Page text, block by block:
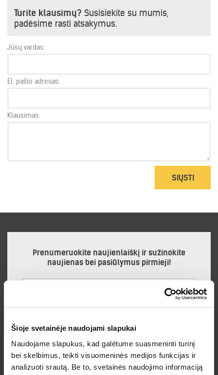
Šioje svetainėje naudojami slapukai
Naudojame slapukus, kad galėtume suasmeninti turinį
bei skelbimus, teikti visuomeninės medijos funkcijas ir
analizuoti srautą. Be to, svetainės naudojimo informaciją
Turite klausimų? Susisiekite su mumis,
padėsime rasti atsakymus.
Jūsų vardas:
El. pašto adresas:
Klausimas:
SIŲSTI
Prenumeruokite naujienlaiškį ir sužinokite
naujienas bei pasiūlymus pirmieji!
Prenumeruodamas naujienlaiškį sutinku suPrivatumo politika.
PRENUMERUOTI